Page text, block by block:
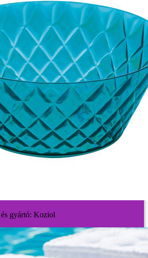
gyártó: Koziol